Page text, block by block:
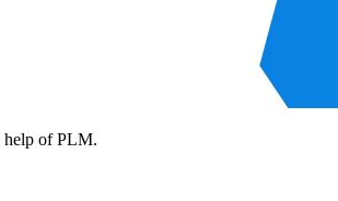
help of PLM.